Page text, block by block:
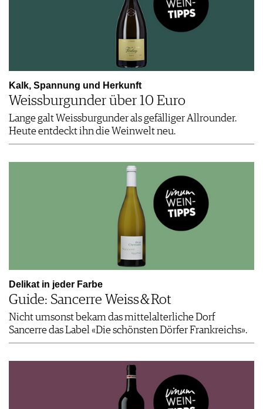
Kalk, Spannung und ­Herkunft
Weissburgunder über 10 Euro
Lange galt Weissburgunder als gefälliger Allrounder.
Heute entdeckt ihn die Weinwelt neu.
Delikat in jeder Farbe
Guide: Sancerre Weiss & Rot
Nicht umsonst bekam das mittelalterliche Dorf
Sancerre das Label «Die schönsten Dörfer Frankreichs».